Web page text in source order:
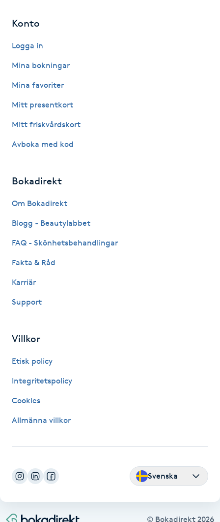
Hårborttagning
Hårförlängning
Hälsprickor
Idrottsmassage
Japansk massage
K
K18
Kemisk peeling
Konto
Logga in
Mina bokningar
Mina favoriter
Mitt presentkort
Mitt friskvårdskort
Avboka med kod
Bokadirekt
Om Bokadirekt
Blogg - Beautylabbet
FAQ - Skönhetsbehandlingar
Fakta & Råd
Karriär
Support
Villkor
Etisk policy
Integritetspolicy
Cookies
Allmänna villkor
Svenska
© Bokadirekt 2026